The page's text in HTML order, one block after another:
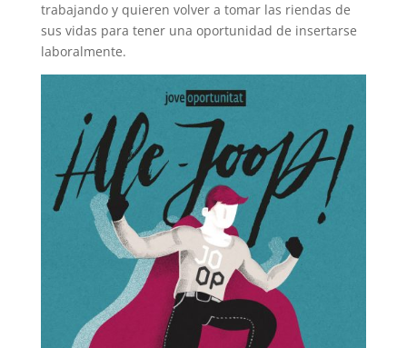
trabajando y quieren volver a tomar las riendas de
sus vidas para tener una oportunidad de insertarse
laboralmente.